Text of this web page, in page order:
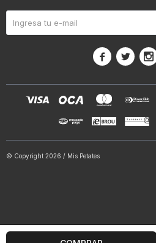
  
© Copyright 2026 / Mis Petates